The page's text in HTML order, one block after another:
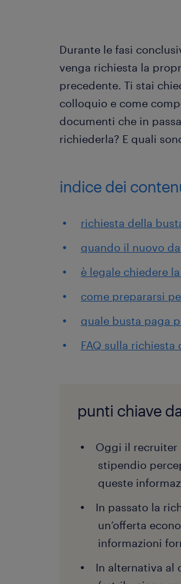
Durante le fasi
venga richiesta la
precedente. Ti stai
colloquio e come
documenti che in
richiederla? E quali
indice dei
richiesta della
quando il nuovo
è legale chiedere
come prepararsi
quale busta paga
FAQ sulla
punti chiave
Oggi il recruiter
stipendio
queste
In passato la
un’offerta
informazioni
In alternativa al